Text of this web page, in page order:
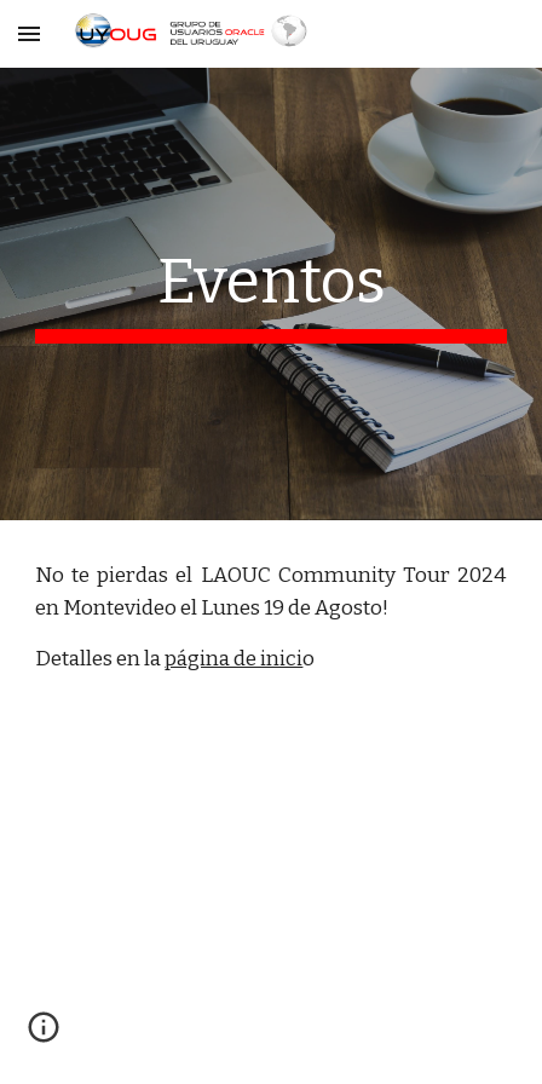
Skip to main content
Eventos
No te pierdas el LAOUC Community Tour 2024
en Montevideo el Lunes 19 de Agosto!
Detalles en lapágina de inicio